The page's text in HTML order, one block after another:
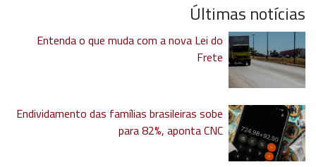
Últimas notícias
Entenda o que muda com a nova Lei do
Frete
Endividamento das famílias brasileiras sobe
para 82%, aponta CNC